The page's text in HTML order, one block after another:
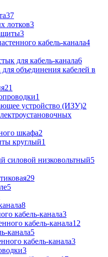
37
лотков3
3
кабель-канала4
для кабель-канала6
объединения кабелей в
21
1
устройство (ИЗУ)2
шкафа2
круглый1
силовой низковольтный5
29
5
8
кабель-канала3
кабель-канала12
канала5
кабель-канала3
3